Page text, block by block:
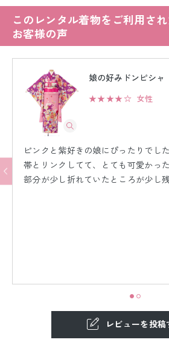
このレンタル着物をご利用さ
お客様の声
娘の好みドンピシャ
★★★★☆ 女性
ピンクと紫好きの娘にぴったりでし
帯とリンクしてて、とても可愛かっ
部分が少し折れていたところが少し残
レビューを投稿